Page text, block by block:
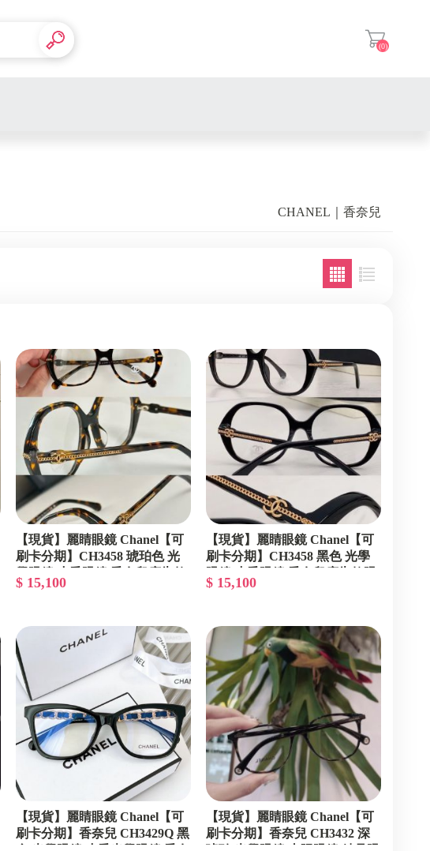
(0)
CHANEL｜香奈兒
【現貨】麗睛眼鏡 Chanel【可
刷卡分期】CH3458 琥珀色 光
眼鏡 香奈兒熱賣款
$ 15,100
【現貨】麗睛眼鏡 Chanel【可
刷卡分期】CH3458 黑色 光學
鏡 香奈兒熱賣款
$ 15,100
【現貨】麗睛眼鏡 Chanel【可
刷卡分期】香奈兒 CH3429Q 黑
【現貨】麗睛眼鏡 Chanel【可
刷卡分期】香奈兒 CH3432 深